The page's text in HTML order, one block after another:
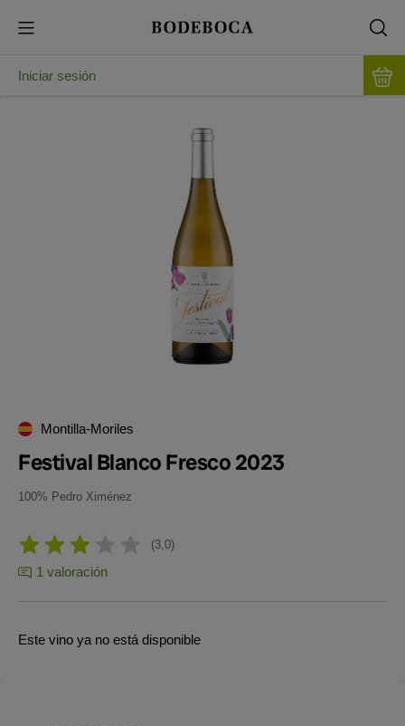
Iniciar sesión
Montilla-Moriles
Festival Blanco Fresco 2023
100% Pedro Ximénez
3,0
1 valoración
Este vino ya no está disponible